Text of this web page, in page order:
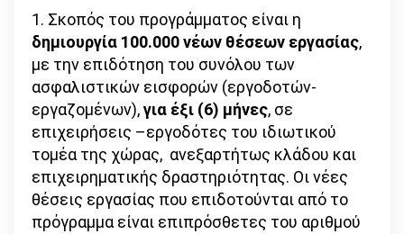
1. Σκοπός του προγράμματος είναι η
δημιουργία 100.000 νέων θέσεων εργασίας,
με την επιδότηση του συνόλου των
ασφαλιστικών εισφορών (εργοδοτών-
εργαζομένων),για έξι (6) μήνες, σε
επιχειρήσεις –εργοδότες του ιδιωτικού
τομέα της χώρας, ανεξαρτήτως κλάδου και
επιχειρηματικής δραστηριότητας. Οι νέες
θέσεις εργασίας που επιδοτούνται από το
πρόγραμμα είναι επιπρόσθετες του αριθμού